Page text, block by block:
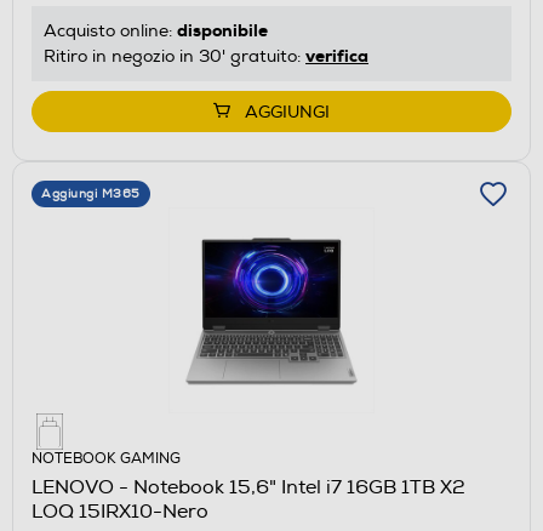
Acquisto online: disponibile
Ritiro in negozio in 30' gratuito: verifica
AGGIUNGI
Aggiungi M365
NOTEBOOK GAMING
LENOVO - Notebook 15,6" Intel i7 16GB 1TB X2
LOQ 15IRX10-Nero